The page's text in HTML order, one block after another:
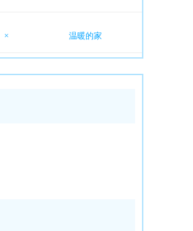
× 温暖的家